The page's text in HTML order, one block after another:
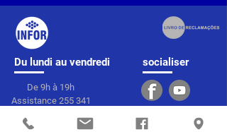
Du lundi au vendredi socialiser
De 9h à 19h
Assistance 255 341